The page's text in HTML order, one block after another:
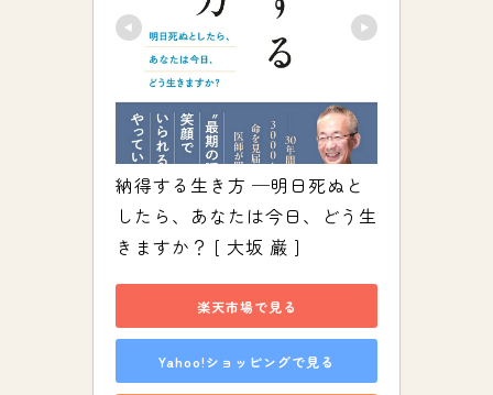
納得する生き方 ─明日死ぬと
したら、あなたは今日、どう生
きますか？ [ 大坂 巌 ]
楽天市場で見る
Yahoo!ショッピングで見る